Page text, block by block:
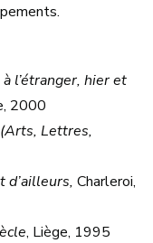
l’étranger, hier et
2000
Lettres,
d’ailleurs, Charleroi,
, Liège, 1995